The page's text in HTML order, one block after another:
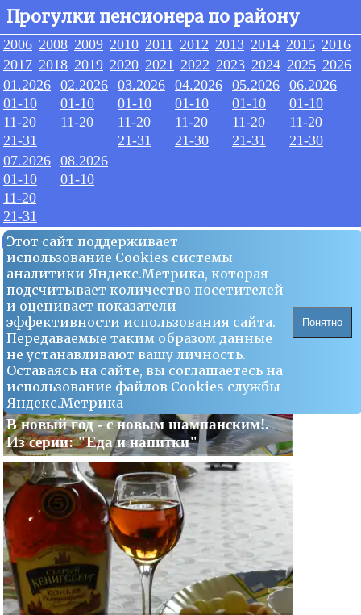
Прогулки пенсионера по району
2006 2008 2009 2010 2011 2012 2013 2014 2015 2016
2017 2018 2019 2020 2021 2022 2023 2024 2025 2026
01.2026
01-10
11-20
21-31
02.2026
01-10
11-20
03.2026
01-10
11-20
21-31
04.2026
01-10
11-20
21-30
05.2026
01-10
11-20
21-31
06.2026
01-10
11-20
21-30
07.2026
01-10
11-20
21-31
08.2026
01-10
Этот сайт поддерживает
использование Сookies системы
аналитики Яндекс.Метрика, которая
подсчитывает количество посетителей
и оценивает показатели
эффективности использования сайта.
Передаваемые таким образом данные
не устанавливают вашу личность.
Оставаясь на сайте, вы соглашаетесь на
использование файлов Сookies службы
Яндекс.Метрика
Понятно
01.2026
01
В новый год - с новым шампанским!.
Из серии: "Еда и напитки"